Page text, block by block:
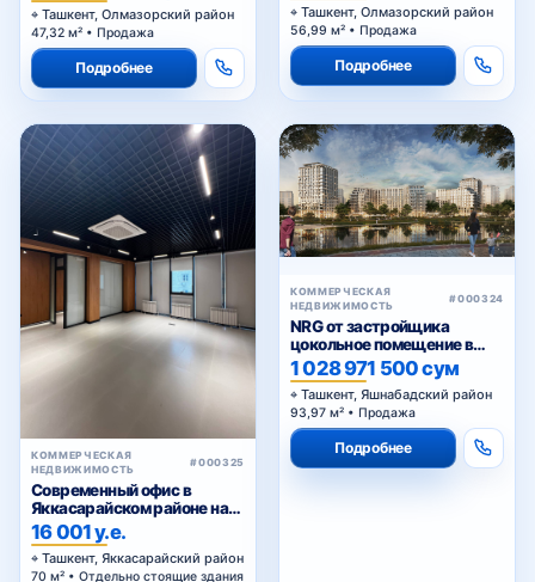
Ташкент, Олмазорский район
47,32 м² • Продажа
Подробнее
Ташкент, Олмазорский район
56,99 м² • Продажа
Подробнее
КОММЕРЧЕСКАЯ
НЕДВИЖИМОСТЬ
#000325
Современный офис в
Яккасарайском районе на
первой линии
16 001 у.е.
Ташкент, Яккасарайский район
70 м² • Отдельно стоящие здания
КОММЕРЧЕСКАЯ
НЕДВИЖИМОСТЬ
#000324
NRG от застройщика
цокольное помещение в
ЖК «NRG Yangi Baxt »
1 028 971 500 сум
Ташкент, Яшнабадский район
93,97 м² • Продажа
Подробнее